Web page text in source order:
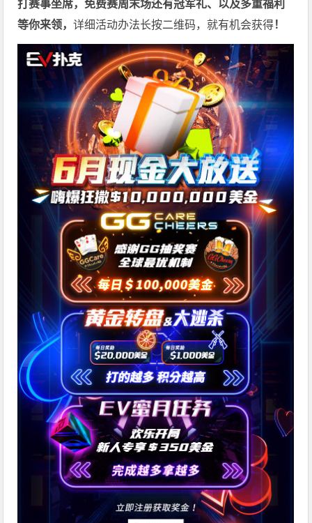
打赛事坐席，免费赛周末场还有冠军礼、以及多重福利
等你来领，详细活动办法长按二维码，就有机会获得！